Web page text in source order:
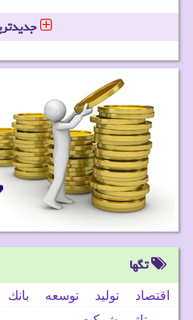
تگها
اقتصاد تولید توسعه بانك